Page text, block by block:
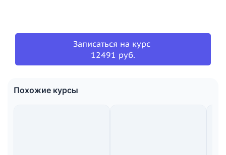
Записаться на курс
12491 руб.
Похожие курсы